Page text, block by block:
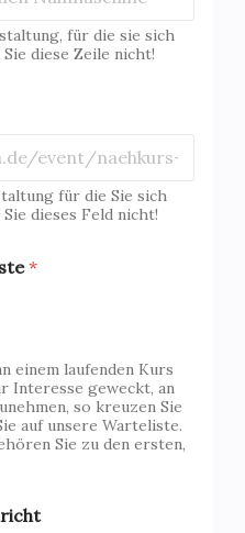
für die sie sich
diese Zeile nicht!
für die Sie sich
dieses Feld nicht!
*
einem laufenden Kurs
Interesse geweckt, an
so kreuzen Sie
auf unsere Warteliste.
Sie zu den ersten,